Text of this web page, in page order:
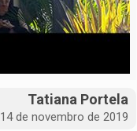
Tatiana Portela
14 de novembro de 2019